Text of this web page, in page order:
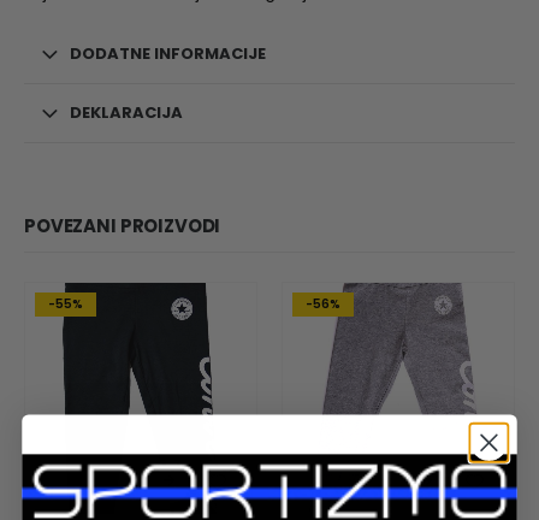
DODATNE INFORMACIJE
DEKLARACIJA
POVEZANI PROIZVODI
-55% -56%